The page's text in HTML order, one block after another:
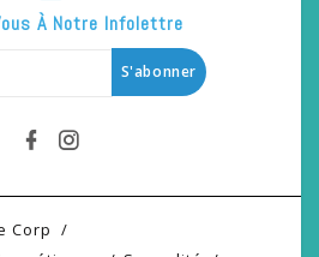
À Notre Infolettre
S'abonner
Corp